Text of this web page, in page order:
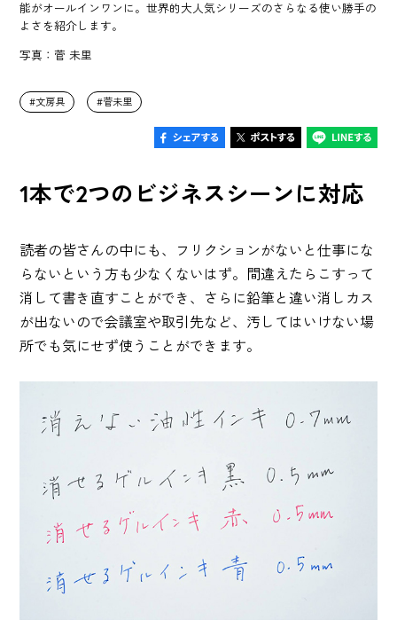
能がオールインワンに。世界的大人気シリーズのさらなる使い勝手の
よさを紹介します。
写真：菅 未里
文房具 菅未里
1本で2つのビジネスシーンに対応
読者の皆さんの中にも、フリクションがないと仕事にな
らないという方も少なくないはず。間違えたらこすって
消して書き直すことができ、さらに鉛筆と違い消しカス
が出ないので会議室や取引先など、汚してはいけない場
所でも気にせず使うことができます。